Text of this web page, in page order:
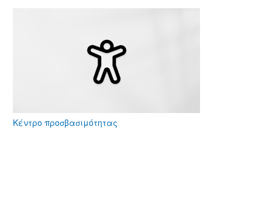
Κέντρο προσβασιμότητας